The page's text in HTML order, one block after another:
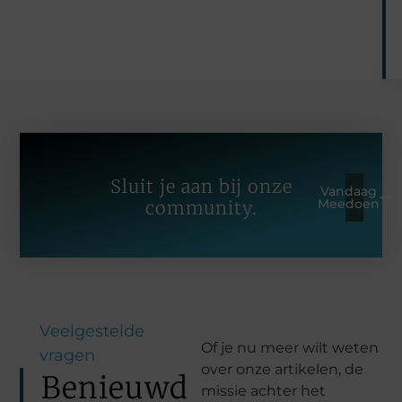
Sluit je aan bij onze
community.
Vandaag
Meedoen
Veelgestelde
vragen
Benieuwd
Of je nu meer wilt weten
over onze artikelen, de
missie achter het